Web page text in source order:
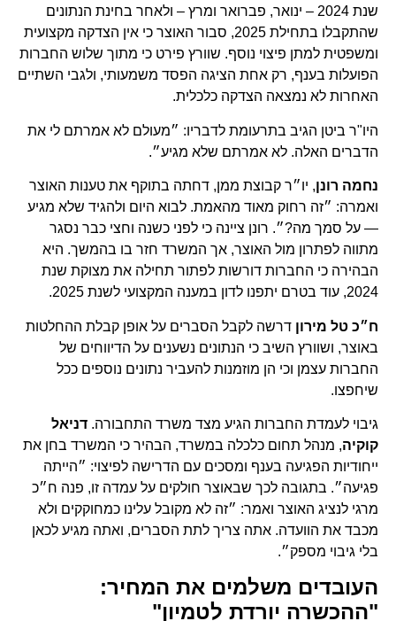
שנת 2024 – ינואר, פברואר ומרץ – ולאחר בחינת הנתונים
שהתקבלו בתחילת 2025, סבור האוצר כי אין הצדקה מקצועית
ומשפטית למתן פיצוי נוסף. שוורץ פירט כי מתוך שלוש החברות
הפועלות בענף, רק אחת הציגה הפסד משמעותי, ולגבי השתיים
האחרות לא נמצאה הצדקה כלכלית.
היו"ר ביטן הגיב בתרעומת לדבריו: ״מעולם לא אמרתם לי את
הדברים האלה. לא אמרתם שלא מגיע״.
נחמה רונן, יו״ר קבוצת ממן, דחתה בתוקף את טענות האוצר
ואמרה: ״זה רחוק מאוד מהאמת. לבוא היום ולהגיד שלא מגיע
— על סמך מה?״. רונן ציינה כי לפני כשנה וחצי כבר נסגר
מתווה לפתרון מול האוצר, אך המשרד חזר בו בהמשך. היא
הבהירה כי החברות דורשות לפתור תחילה את מצוקת שנת
2024, עוד בטרם יתפנו לדון במענה המקצועי לשנת 2025.
ח״כ טל מירון דרשה לקבל הסברים על אופן קבלת ההחלטות
באוצר, ושוורץ השיב כי הנתונים נשענים על הדיווחים של
החברות עצמן וכי הן מוזמנות להעביר נתונים נוספים ככל
שיחפצו.
גיבוי לעמדת החברות הגיע מצד משרד התחבורה. דניאל
קוקיה, מנהל תחום כלכלה במשרד, הבהיר כי המשרד בחן את
ייחודיות הפגיעה בענף ומסכים עם הדרישה לפיצוי: ״הייתה
פגיעה״. בתגובה לכך שבאוצר חולקים על עמדה זו, פנה ח״כ
מרגי לנציג האוצר ואמר: ״זה לא מקובל עלינו כמחוקקים ולא
מכבד את הוועדה. אתה צריך לתת הסברים, ואתה מגיע לכאן
בלי גיבוי מספק״.
העובדים משלמים את המחיר:
"ההכשרה יורדת לטמיון"